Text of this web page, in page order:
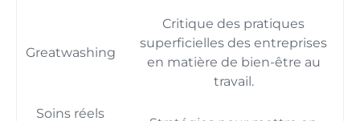
Greatwashing
Critique des pratiques
superficielles des entreprises
en matière de bien-être au
travail.
Soins réels